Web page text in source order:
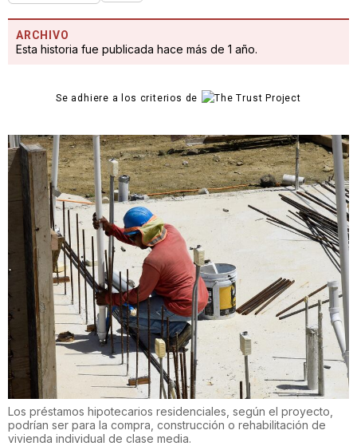
ARCHIVO
Esta historia fue publicada hace más de 1 año.
Se adhiere a los criterios de
Los préstamos hipotecarios residenciales, según el proyecto,
podrían ser para la compra, construcción o rehabilitación de
vivienda individual de clase media.